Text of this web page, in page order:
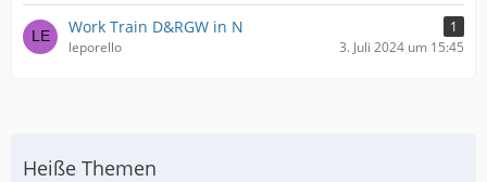
Work Train D&RGW in N
1
leporello
3. Juli 2024 um 15:45
Heiße Themen